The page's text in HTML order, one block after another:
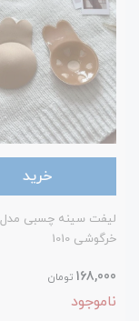
خرید
لیفت سینه چسبی مدل
خرگوشی 1010
168,000 تومان
ناموجود